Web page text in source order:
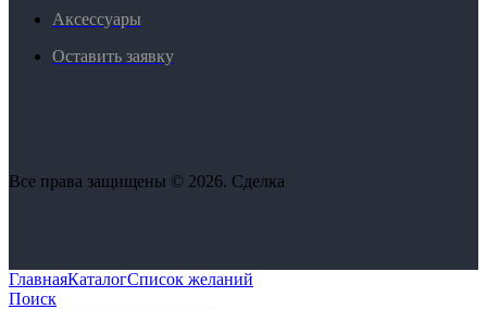
Аксессуары
Оставить заявку
Все права защищены © 2026. Сделка
ГлавнаяКаталогСписок желаний
Поиск